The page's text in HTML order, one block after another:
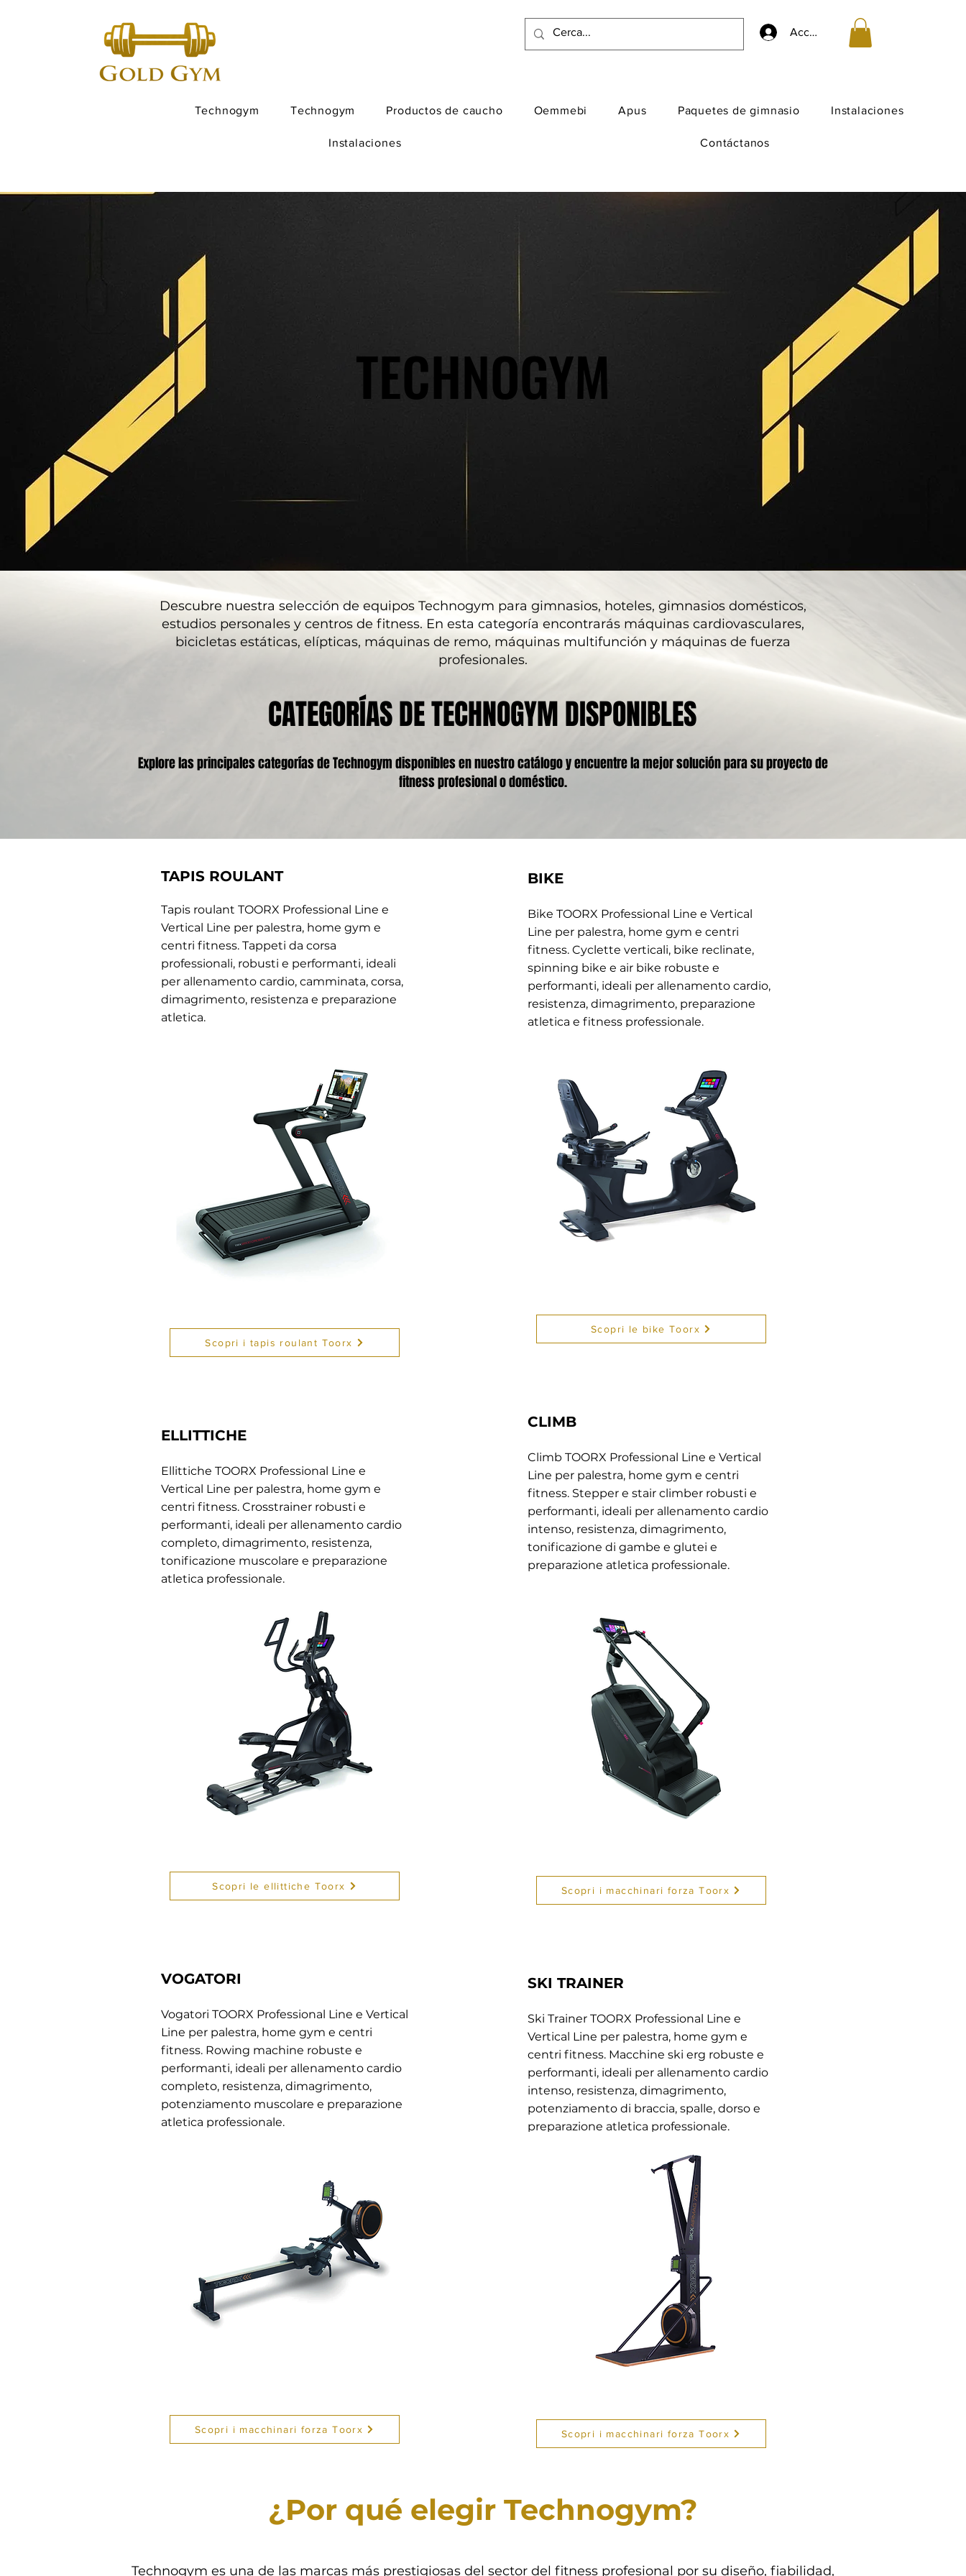
Accedi
Technogym Technogym Productos de caucho Oemmebi Apus Paquetes de gimnasio Instalaciones
Instalaciones Contáctanos
TECHNOGYM
TECHNOGYM
Descubre nuestra selección de equipos Technogym para gimnasios, hoteles, gimnasios domésticos,
estudios personales y centros de fitness. En esta categoría encontrarás máquinas cardiovasculares,
bicicletas estáticas, elípticas, máquinas de remo, máquinas multifunción y máquinas de fuerza
profesionales.
CATEGORÍAS DE TECHNOGYM DISPONIBLES
Explore las principales categorías de Technogym disponibles en nuestro catálogo y encuentre la mejor solución para su proyecto de
fitness profesional o doméstico.
TAPIS ROULANT
Tapis roulant TOORX Professional Line e
Vertical Line per palestra, home gym e
centri fitness. Tappeti da corsa
professionali, robusti e performanti, ideali
per allenamento cardio, camminata, corsa,
dimagrimento, resistenza e preparazione
atletica.
Scopri i tapis roulant Toorx
ELLITTICHE
Ellittiche TOORX Professional Line e
Vertical Line per palestra, home gym e
centri fitness. Crosstrainer robusti e
performanti, ideali per allenamento cardio
completo, dimagrimento, resistenza,
tonificazione muscolare e preparazione
atletica professionale.
Scopri le ellittiche Toorx
VOGATORI
Vogatori TOORX Professional Line e Vertical
Line per palestra, home gym e centri
fitness. Rowing machine robuste e
performanti, ideali per allenamento cardio
completo, resistenza, dimagrimento,
potenziamento muscolare e preparazione
atletica professionale.
Scopri i macchinari forza Toorx
BIKE
Bike TOORX Professional Line e Vertical
Line per palestra, home gym e centri
fitness. Cyclette verticali, bike reclinate,
spinning bike e air bike robuste e
performanti, ideali per allenamento cardio,
resistenza, dimagrimento, preparazione
atletica e fitness professionale.
Scopri le bike Toorx
CLIMB
Climb TOORX Professional Line e Vertical
Line per palestra, home gym e centri
fitness. Stepper e stair climber robusti e
performanti, ideali per allenamento cardio
intenso, resistenza, dimagrimento,
tonificazione di gambe e glutei e
preparazione atletica professionale.
Scopri i macchinari forza Toorx
SKI TRAINER
Ski Trainer TOORX Professional Line e
Vertical Line per palestra, home gym e
centri fitness. Macchine ski erg robuste e
performanti, ideali per allenamento cardio
intenso, resistenza, dimagrimento,
potenziamento di braccia, spalle, dorso e
preparazione atletica professionale.
Scopri i macchinari forza Toorx
¿Por qué elegir Technogym?
Technogym es una de las marcas más prestigiosas del sector del fitness profesional por su diseño, fiabilidad,